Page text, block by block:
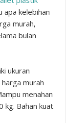
apa kelebihan
murah,
bulan
ukuran
murah
menahan
kg. Bahan kuat